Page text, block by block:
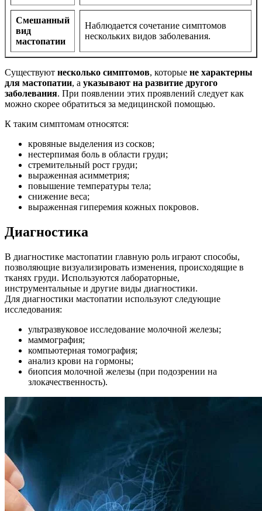
Смешанный
вид
мастопатии
Наблюдается сочетание симптомов
нескольких видов заболевания.
Существуют несколько симптомов, которые не характерны
для мастопатии, а указывают на развитие другого
заболевания. При появлении этих проявлений следует как
можно скорее обратиться за медицинской помощью.
К таким симптомам относятся:
кровяные выделения из сосков;
нестерпимая боль в области груди;
стремительный рост груди;
выраженная асимметрия;
повышение температуры тела;
снижение веса;
выраженная гиперемия кожных покровов.
Диагностика
В диагностике мастопатии главную роль играют способы,
позволяющие визуализировать изменения, происходящие в
тканях груди. Используются лабораторные,
инструментальные и другие виды диагностики.
Для диагностики мастопатии используют следующие
исследования:
ультразвуковое исследование молочной железы;
маммография;
компьютерная томография;
анализ крови на гормоны;
биопсия молочной железы (при подозрении на
злокачественность).